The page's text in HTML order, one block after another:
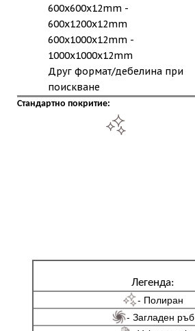
600x600x12mm -
600x1200x12mm
600x1000x12mm -
1000x1000x12mm
Друг формат/дебелина при
поискване
Стандартно покритие:
Легенда:
- Полиран
- Загладен ръб